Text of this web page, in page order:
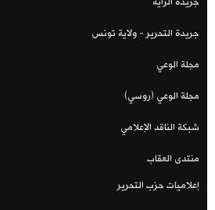
جريدة التحرير - ولاية تونس
مجلة الوعي
مجلة الوعي (روسي)
شبكة الناقد الإعلامي
منتدى العقاب
إعلاميات حزب التحرير